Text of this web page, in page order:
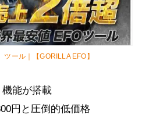
ール｜【GORILLA EFO】
能が搭載
円と圧倒的低価格